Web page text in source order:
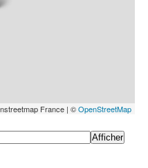
France | ©OpenStreetMap